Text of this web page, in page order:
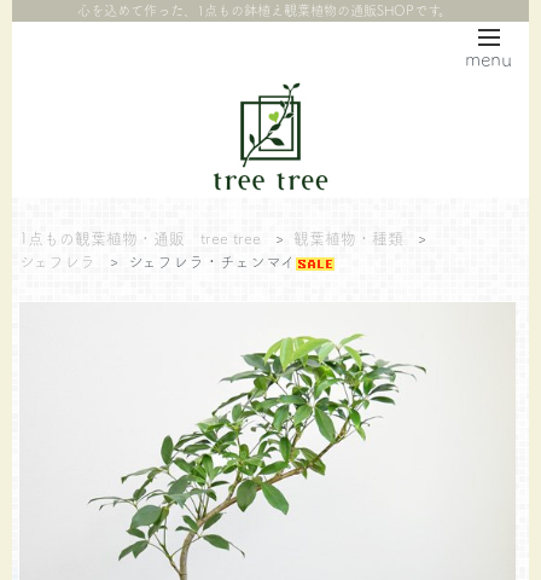
menu
心を込めて作った、1点もの鉢植え観葉植物の通販SHOPです。
1点もの観葉植物・通販 tree tree > 観葉植物・種類
>
シェフレラ
> シェフレラ・チェンマイ